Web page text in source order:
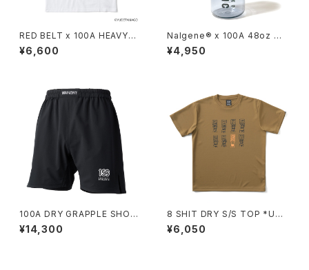
RED BELT x 100A HEAVYW
EIGHT TEE
¥6,600
Nalgene® x 100A 48oz W
M BOTTLE*
¥4,950
100A DRY GRAPPLE SHOR
TS *3G Type-C(SMALL LO
GO)
¥14,300
8 SHIT DRY S/S TOP *UNO
SHIT Ver.
¥6,050